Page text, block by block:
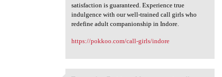
satisfaction is guaranteed. Experience true
indulgence with our well-trained call girls who
redefine adult companionship in Indore.
https://pokkoo.com/call-girls/indore